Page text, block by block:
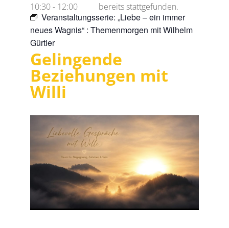
10:30- 12:00
bereits stattgefunden.
Veranstaltungsserie:„Liebe – ein immer
neues Wagnis“ : Themenmorgen mit Wilhelm
Gürtler
Gelingende
Beziehungen mit
Willi